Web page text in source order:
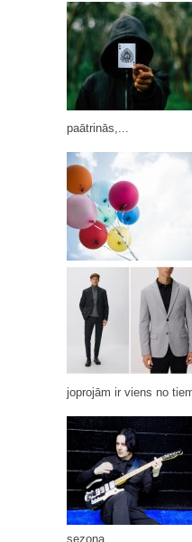
paātrinās,...
joprojām ir viens no
sezona...